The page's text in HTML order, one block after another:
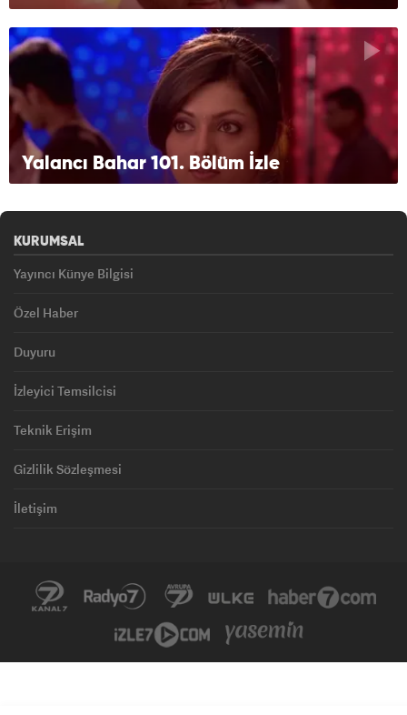
Yalancı Bahar 101. Bölüm İzle
KURUMSAL
Yayıncı Künye Bilgisi
Özel Haber
Duyuru
İzleyici Temsilcisi
Teknik Erişim
Gizlilik Sözleşmesi
İletişim